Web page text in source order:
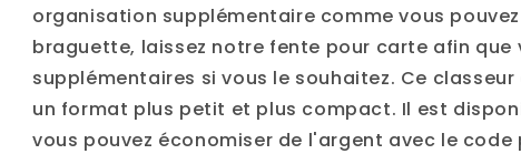
organisation supplémentaire comme vous
braguette, laissez notre fente pour carte afin que
supplémentaires si vous le souhaitez. Ce
un format plus petit et plus compact. Il est
vous pouvez économiser de l'argent avec le